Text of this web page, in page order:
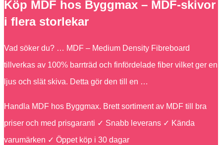
Köp MDF hos Byggmax – MDF-skivor
i flera storlekar
Vad söker du? … MDF – Medium Density Fibreboard
tillverkas av 100% barrträd och finfördelade fiber vilket ger en
ljus och slät skiva. Detta gör den till en …
Handla MDF hos Byggmax. Brett sortiment av MDF till bra
priser och med prisgaranti ✓ Snabb leverans ✓ Kända
varumärken ✓ Öppet köp i 30 dagar